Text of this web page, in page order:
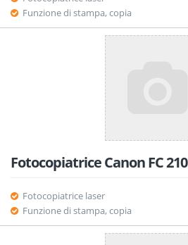
Funzione di stampa, copia
Fotocopiatrice Canon FC 210
Fotocopiatrice laser
Funzione di stampa, copia